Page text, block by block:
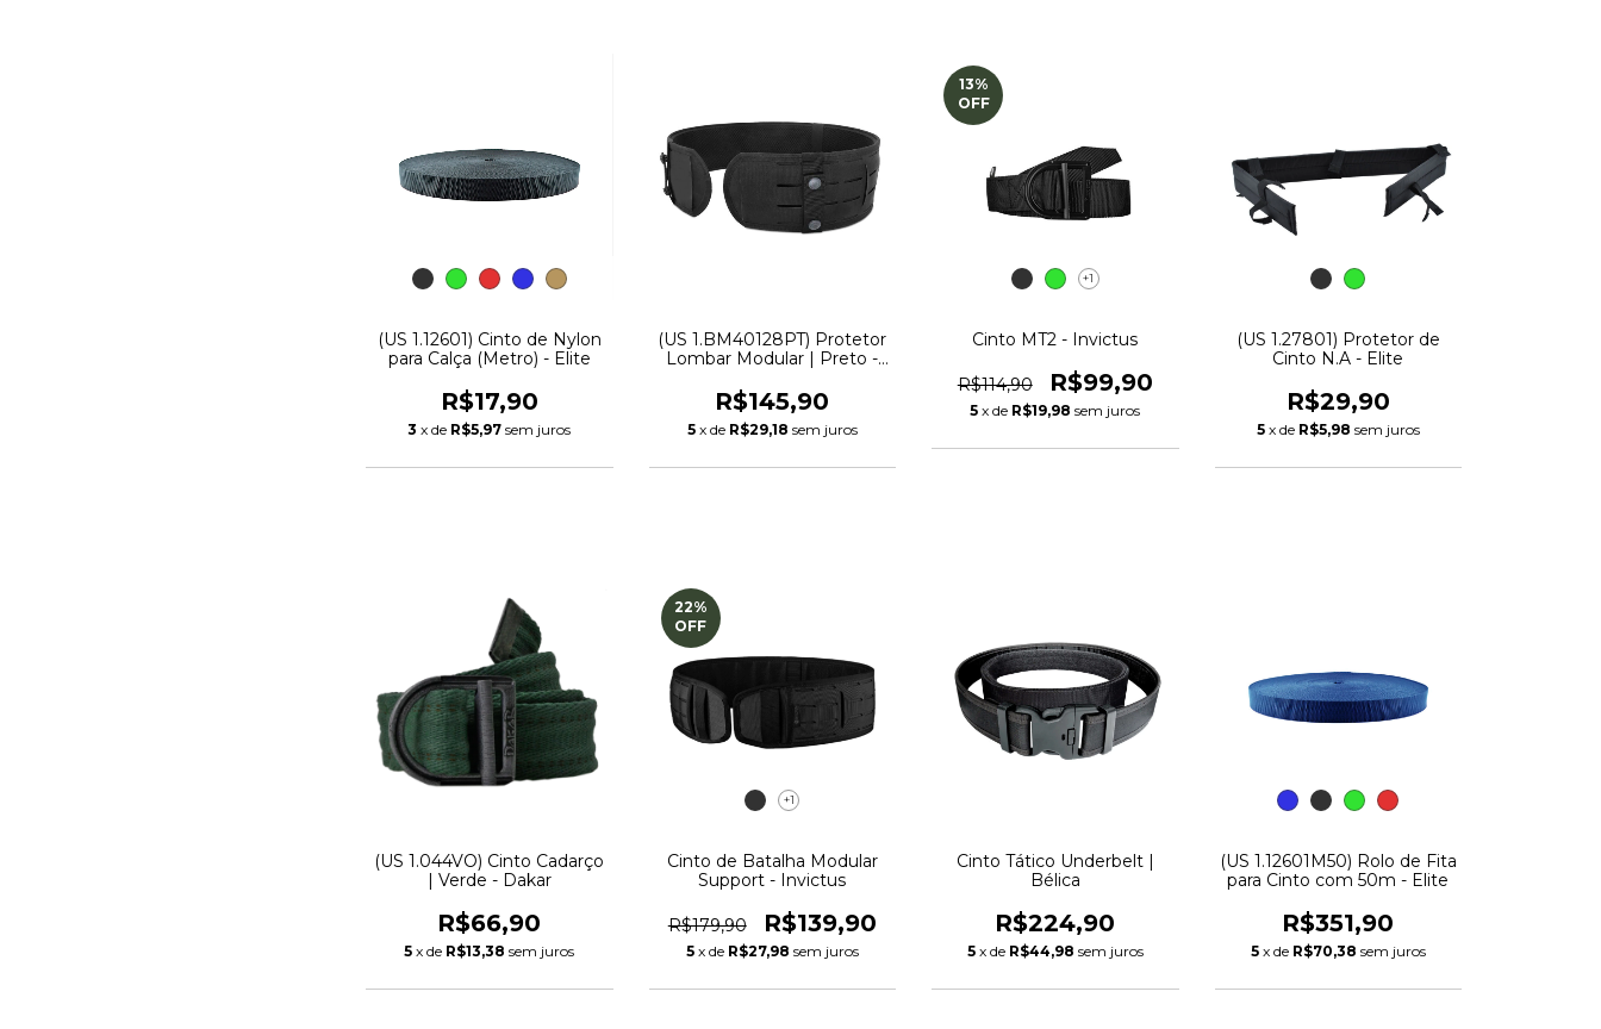
(US 1.12601) Cinto de Nylon
para Calça (Metro) - Elite
R$17,90
3 x de R$5,97 sem juros
(US 1.BM40128PT) Protetor
Lombar Modular | Preto -
R$145,90
5 x de R$29,18 sem juros
13%
OFF
+1
Cinto MT2 - Invictus
R$114,90 R$99,90
5 x de R$19,98 sem juros
(US 1.27801) Protetor de
Cinto N.A - Elite
R$29,90
5 x de R$5,98 sem juros
(US 1.044VO) Cinto Cadarço
| Verde - Dakar
R$66,90
5 x de R$13,38 sem juros
22%
OFF
+1
Cinto de Batalha Modular
Support - Invictus
R$179,90 R$139,90
5 x de R$27,98 sem juros
Cinto Tático Underbelt |
Bélica
R$224,90
5 x de R$44,98 sem juros
(US 1.12601M50) Rolo de Fita
para Cinto com 50m - Elite
R$351,90
5 x de R$70,38 sem juros